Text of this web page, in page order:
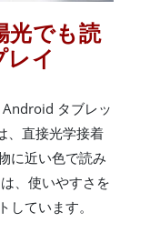
光でも読
イ
タブレッ
、直接光学接着
に近い色で読み
、使いやすさを
ています。